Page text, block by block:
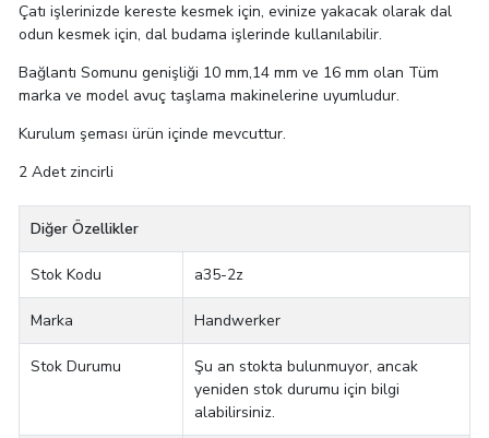
Çatı işlerinizde kereste kesmek için, evinize yakacak olarak dal
odun kesmek için, dal budama işlerinde kullanılabilir.
Bağlantı Somunu genişliği 10 mm,14 mm ve 16 mm olan Tüm
marka ve model avuç taşlama makinelerine uyumludur.
Kurulum şeması ürün içinde mevcuttur.
2 Adet zincirli
Diğer Özellikler
Stok Kodu a35-2z
Marka Handwerker
Stok Durumu
Şu an stokta bulunmuyor, ancak
yeniden stok durumu için bilgi
alabilirsiniz.